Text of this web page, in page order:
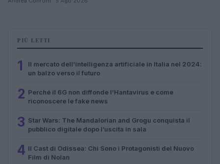
PIÙ LETTI
1
Il mercato dell’intelligenza artificiale in Italia nel 2024:
un balzo verso il futuro
2 Perché il 6G non diffonde l’Hantavirus e come
riconoscere le fake news
3 Star Wars: The Mandalorian and Grogu conquista il
pubblico digitale dopo l’uscita in sala
4 Il Cast di Odissea: Chi Sono i Protagonisti del Nuovo
Film di Nolan